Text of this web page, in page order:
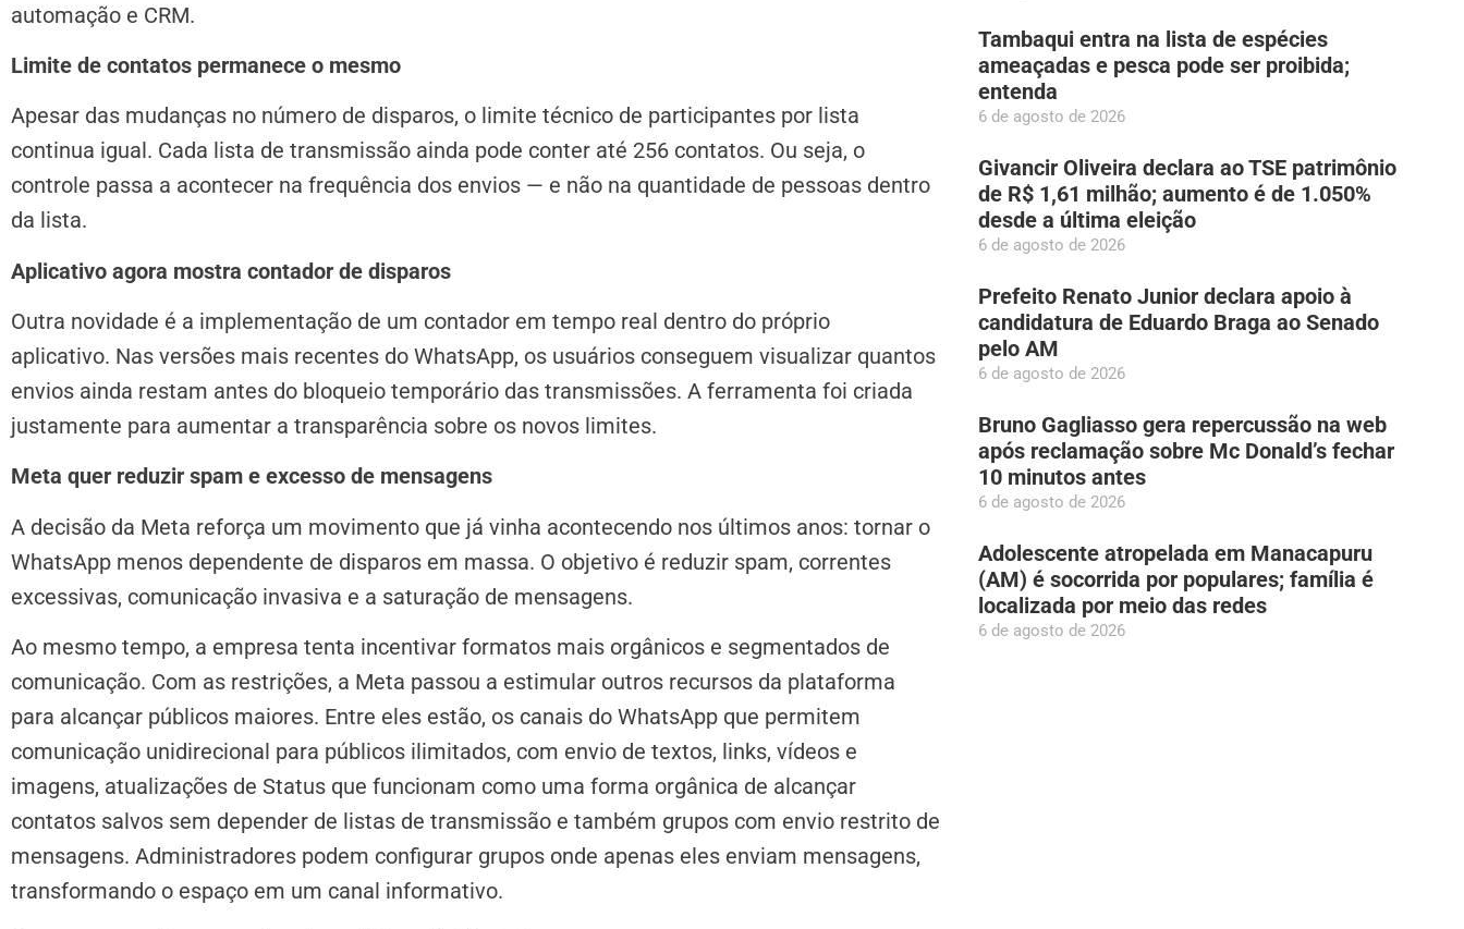
automação e CRM.
Limite de contatos permanece o mesmo
Apesar das mudanças no número de disparos, o limite técnico de participantes por lista
continua igual. Cada lista de transmissão ainda pode conter até 256 contatos. Ou seja, o
controle passa a acontecer na frequência dos envios — e não na quantidade de pessoas dentro
da lista.
Aplicativo agora mostra contador de disparos
Outra novidade é a implementação de um contador em tempo real dentro do próprio
aplicativo. Nas versões mais recentes do WhatsApp, os usuários conseguem visualizar quantos
envios ainda restam antes do bloqueio temporário das transmissões. A ferramenta foi criada
justamente para aumentar a transparência sobre os novos limites.
Meta quer reduzir spam e excesso de mensagens
A decisão da Meta reforça um movimento que já vinha acontecendo nos últimos anos: tornar o
WhatsApp menos dependente de disparos em massa. O objetivo é reduzir spam, correntes
excessivas, comunicação invasiva e a saturação de mensagens.
Ao mesmo tempo, a empresa tenta incentivar formatos mais orgânicos e segmentados de
comunicação. Com as restrições, a Meta passou a estimular outros recursos da plataforma
para alcançar públicos maiores. Entre eles estão, os canais do WhatsApp que permitem
comunicação unidirecional para públicos ilimitados, com envio de textos, links, vídeos e
imagens, atualizações de Status que funcionam como uma forma orgânica de alcançar
contatos salvos sem depender de listas de transmissão e também grupos com envio restrito de
mensagens. Administradores podem configurar grupos onde apenas eles enviam mensagens,
transformando o espaço em um canal informativo.
Tambaqui entra na lista de espécies
ameaçadas e pesca pode ser proibida;
entenda
6 de agosto de 2026
Givancir Oliveira declara ao TSE patrimônio
de R$ 1,61 milhão; aumento é de 1.050%
desde a última eleição
6 de agosto de 2026
Prefeito Renato Junior declara apoio à
candidatura de Eduardo Braga ao Senado
pelo AM
6 de agosto de 2026
Bruno Gagliasso gera repercussão na web
após reclamação sobre Mc Donald’s fechar
10 minutos antes
6 de agosto de 2026
Adolescente atropelada em Manacapuru
(AM) é socorrida por populares; família é
localizada por meio das redes
6 de agosto de 2026